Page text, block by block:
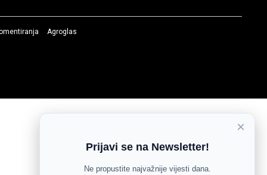
Agroglas
×
Prijavi se na Newsletter!
Ne propustite najvažnije vijesti dana.